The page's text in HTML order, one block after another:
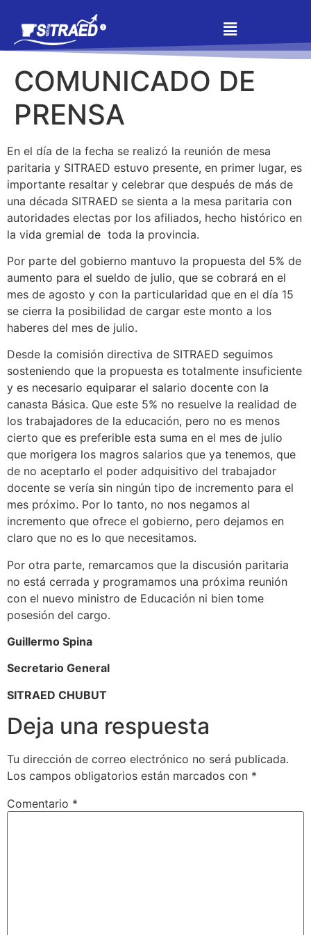
COMUNICADO DE
PRENSA
En el día de la fecha se realizó la reunión de mesa
paritaria y SITRAED estuvo presente, en primer lugar, es
importante resaltar y celebrar que después de más de
una década SITRAED se sienta a la mesa paritaria con
autoridades electas por los afiliados, hecho histórico en
la vida gremial de toda la provincia.
Por parte del gobierno mantuvo la propuesta del 5% de
aumento para el sueldo de julio, que se cobrará en el
mes de agosto y con la particularidad que en el día 15
se cierra la posibilidad de cargar este monto a los
haberes del mes de julio.
Desde la comisión directiva de SITRAED seguimos
sosteniendo que la propuesta es totalmente insuficiente
y es necesario equiparar el salario docente con la
canasta Básica. Que este 5% no resuelve la realidad de
los trabajadores de la educación, pero no es menos
cierto que es preferible esta suma en el mes de julio
que morigera los magros salarios que ya tenemos, que
de no aceptarlo el poder adquisitivo del trabajador
docente se vería sin ningún tipo de incremento para el
mes próximo. Por lo tanto, no nos negamos al
incremento que ofrece el gobierno, pero dejamos en
claro que no es lo que necesitamos.
Por otra parte, remarcamos que la discusión paritaria
no está cerrada y programamos una próxima reunión
con el nuevo ministro de Educación ni bien tome
posesión del cargo.
Guillermo Spina
Secretario General
SITRAED CHUBUT
Deja una respuesta
Tu dirección de correo electrónico no será publicada.
Los campos obligatorios están marcados con *
Comentario *